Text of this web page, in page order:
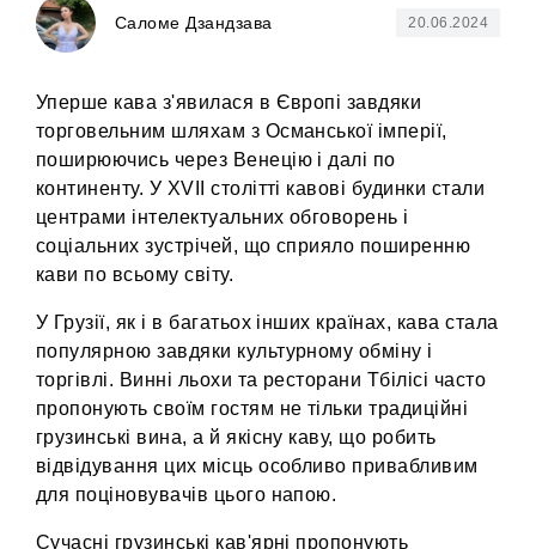
Саломе Дзандзава 20.06.2024
Уперше кава з'явилася в Європі завдяки
торговельним шляхам з Османської імперії,
поширюючись через Венецію і далі по
континенту. У XVII столітті кавові будинки стали
центрами інтелектуальних обговорень і
соціальних зустрічей, що сприяло поширенню
кави по всьому світу.
У Грузії, як і в багатьох інших країнах, кава стала
популярною завдяки культурному обміну і
торгівлі. Винні льохи та ресторани Тбілісі часто
пропонують своїм гостям не тільки традиційні
грузинські вина, а й якісну каву, що робить
відвідування цих місць особливо привабливим
для поціновувачів цього напою.
Сучасні грузинські кав'ярні пропонують